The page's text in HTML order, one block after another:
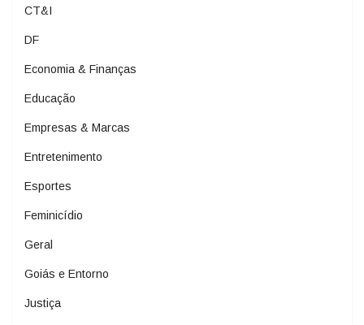
CT&I
DF
Economia & Finanças
Educação
Empresas & Marcas
Entretenimento
Esportes
Feminicídio
Geral
Goiás e Entorno
Justiça